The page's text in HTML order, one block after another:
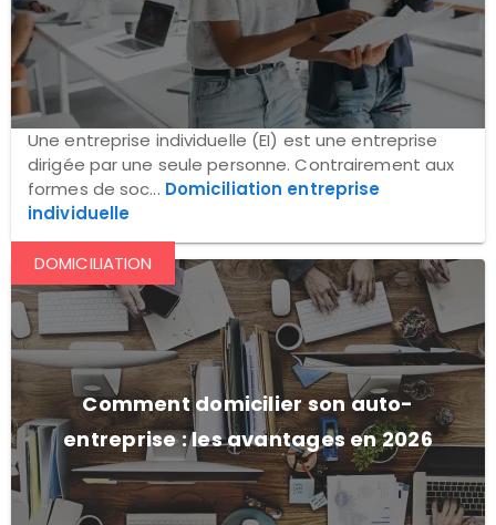
Une entreprise individuelle (EI) est une entreprise
dirigée par une seule personne. Contrairement aux
formes de soc... Domiciliation entreprise
individuelle
Comment domicilier son auto-
entreprise : les avantages en 2026
DOMICILIATION